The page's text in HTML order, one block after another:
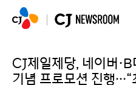
CJ제일제당, 네이버
기념 프로모션 진행